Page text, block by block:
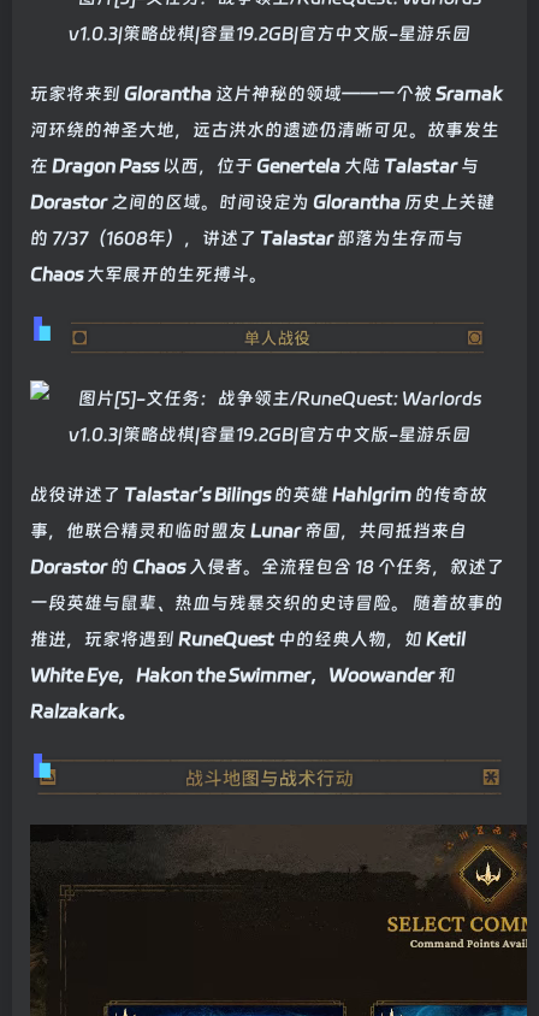
玩家将来到 Glorantha 这片神秘的领域——一个被Sramak
河环绕的神圣大地，远古洪水的遗迹仍清晰可见。故事发生
在 Dragon Pass以西，位于 Genertela 大陆 Talastar与
Dorastor之间的区域。时间设定为 Glorantha 历史上关键
的 7/37（1608年），讲述了 Talastar部落为生存而与
Chaos大军展开的生死搏斗。
战役讲述了 Talastar’s Bilings的英雄 Hahlgrim 的传奇故
事，他联合精灵和临时盟友 Lunar帝国，共同抵挡来自
Dorastor的 Chaos入侵者。全流程包含 18 个任务，叙述了
一段英雄与鼠辈、热血与残暴交织的史诗冒险。 随着故事的
推进，玩家将遇到 RuneQuest 中的经典人物，如 Ketil
White Eye，Hakon the Swimmer，Woowander和
Ralzakark。